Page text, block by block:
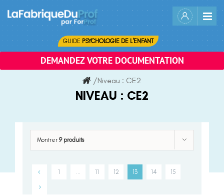
content
GUIDE PSYCHOLOGIE DE L'ENFANT
DEMANDEZ VOTRE DOCUMENTATION
/Niveau : CE2
NIVEAU : CE2
Montrer 9 produits
1 11 12 13 14 15